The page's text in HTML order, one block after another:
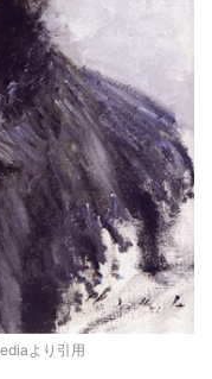
より引用